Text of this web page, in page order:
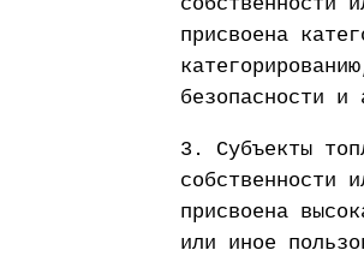
присвоена
безопасности и
3. Субъекты
собственности
присвоена
или иное